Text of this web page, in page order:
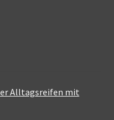
Alltagsreifen mit